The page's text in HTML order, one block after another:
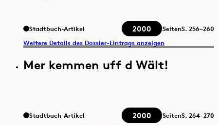
Stadtbuch-Artikel 2000 SeitenS. 256–260
Weitere Details des Dossier-Eintrags anzeigen
Mer kemmen uff d Wält!
Stadtbuch-Artikel 2000 SeitenS. 264–270